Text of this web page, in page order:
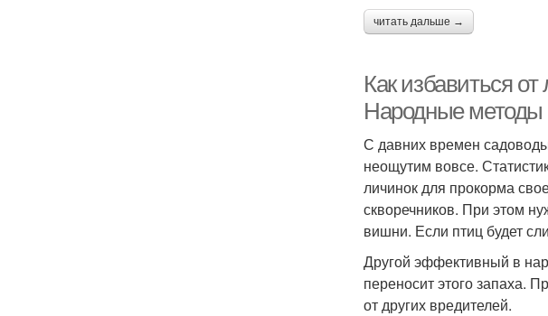
читать дальше →
Как избавиться
Народные
С давних времен
неощутим вовсе.
личинок для прокорма
скворечников. При этом
вишни. Если птиц будет
Другой эффективный в
переносит этого запаха.
от других вредителей.